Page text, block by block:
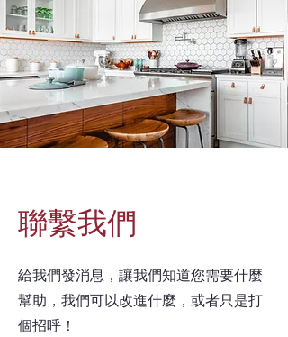
聯繫我們
給我們發消息，讓我們知道您需要什麼
幫助，我們可以改進什麼，或者只是打
個招呼！